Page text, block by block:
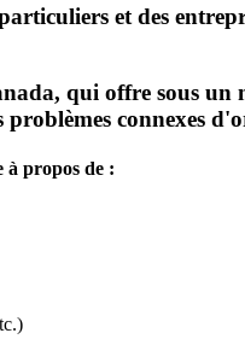
et des
qui offre sous un
connexes
à propos de :